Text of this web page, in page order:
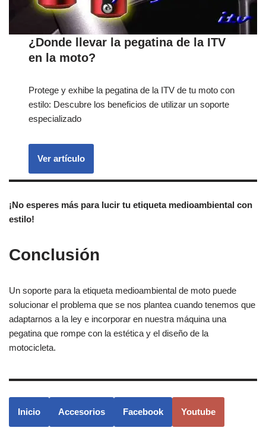
¿Donde llevar la pegatina de la ITV
en la moto?
Protege y exhibe la pegatina de la ITV de tu moto con
estilo: Descubre los beneficios de utilizar un soporte
especializado
Ver artículo
¡No esperes más para lucir tu etiqueta medioambiental con
estilo!
Conclusión
Un soporte para la etiqueta medioambiental de moto puede
solucionar el problema que se nos plantea cuando tenemos que
adaptarnos a la ley e incorporar en nuestra máquina una
pegatina que rompe con la estética y el diseño de la
motocicleta.
Inicio Accesorios Facebook Youtube